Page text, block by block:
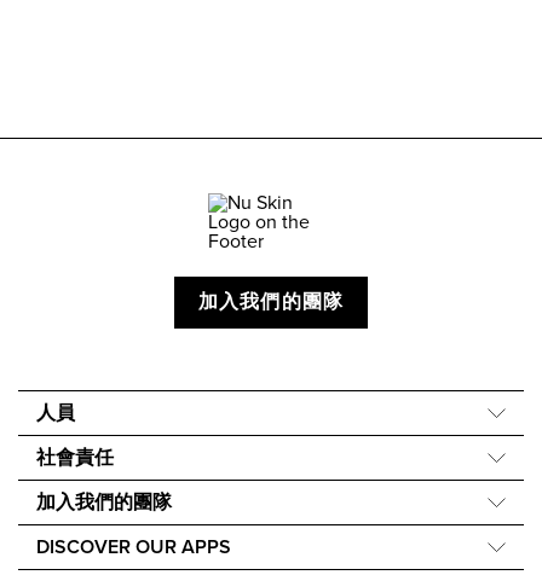
加入我們的團隊
人員
關於我們
我們的故事
40 週年
One Global Voice
社會責任
Force for Good
Nourish the Children
永續發展
加入我們的團隊
Nu Skin Rewards
DISCOVER OUR APPS